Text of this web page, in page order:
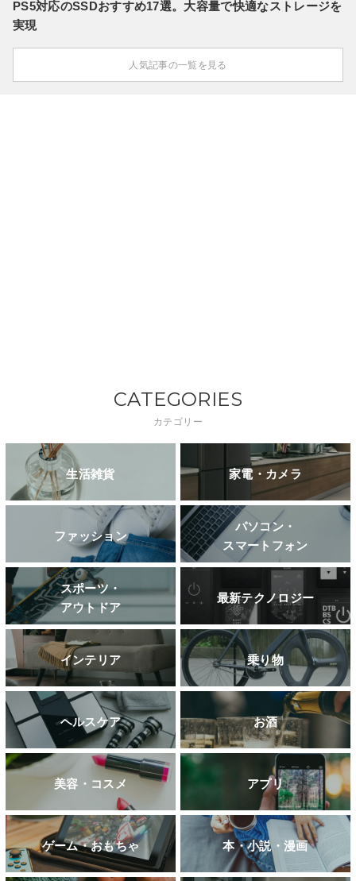
PS5対応のSSDおすすめ17選。大容量で快適なストレージを
実現
人気記事の一覧を見る
CATEGORIES
カテゴリー
生活雑貨 家電・カメラ
ファッション
パソコン・
スマートフォン
スポーツ・
アウトドア
最新テクノロジー
インテリア 乗り物
ヘルスケア お酒
美容・コスメ アプリ
ゲーム・おもちゃ 本・小説・漫画